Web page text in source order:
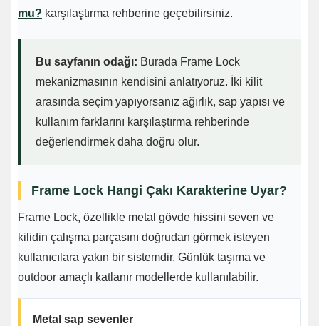
mu? karşılaştırma rehberine geçebilirsiniz.
Bu sayfanın odağı: Burada Frame Lock
mekanizmasının kendisini anlatıyoruz. İki kilit
arasında seçim yapıyorsanız ağırlık, sap yapısı ve
kullanım farklarını karşılaştırma rehberinde
değerlendirmek daha doğru olur.
Frame Lock Hangi Çakı Karakterine Uyar?
Frame Lock, özellikle metal gövde hissini seven ve
kilidin çalışma parçasını doğrudan görmek isteyen
kullanıcılara yakın bir sistemdir. Günlük taşıma ve
outdoor amaçlı katlanır modellerde kullanılabilir.
Metal sap sevenler